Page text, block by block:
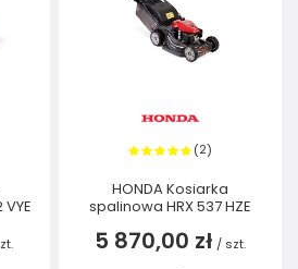
(2)
HONDA Kosiarka
spalinowa HRX 537 HZE
5 870,00 zł / szt.